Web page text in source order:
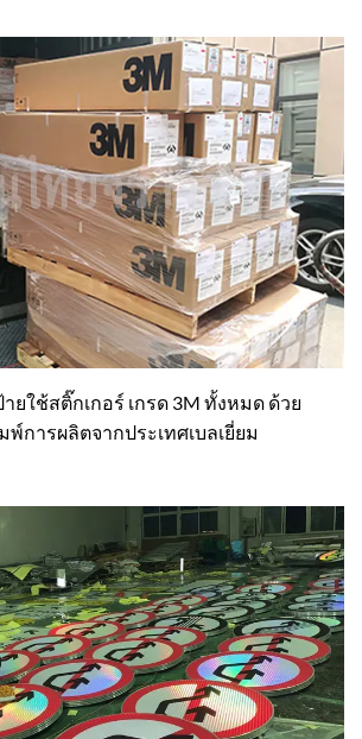
ใช้สติ๊กเกอร์ เกรด 3M ทั้งหมด ด้วย
พ์การผลิตจากประเทศเบลเยี่ยม